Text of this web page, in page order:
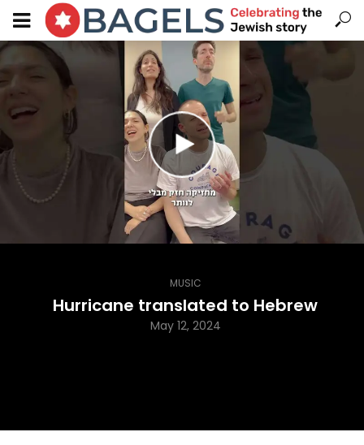
MUSIC
Hurricane translated to Hebrew
May 12, 2024